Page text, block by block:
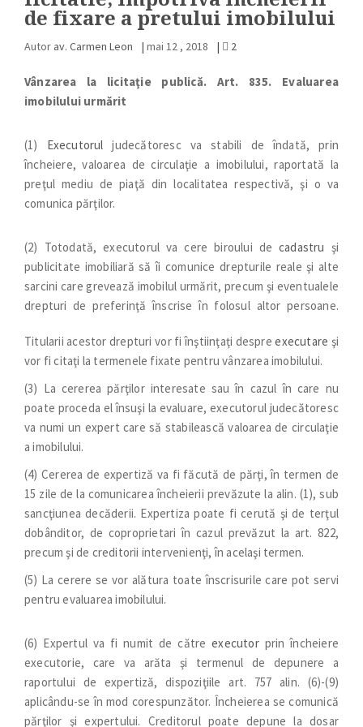
de fixare a pretului imobilului
Autor av. Carmen Leon | mai 12 , 2018 | 2
Vânzarea la licitaţie publică. Art. 835. Evaluarea
imobilului urmărit
(1) Executorul judecătoresc va stabili de îndată, prin
încheiere, valoarea de circulaţie a imobilului, raportată la
preţul mediu de piaţă din localitatea respectivă, şi o va
comunica părţilor.
(2) Totodată, executorul va cere biroului decadastru şi
publicitate imobiliară să îi comunice drepturile reale şi alte
sarcini care grevează imobilul urmărit, precum şi eventualele
drepturi de preferinţă înscrise în folosul altor persoane.
Titularii acestor drepturi vor fi înştiinţaţi despreexecutare şi
vor fi citaţi la termenele fixate pentru vânzarea imobilului.
(3) La cererea părţilor interesate sau în cazul în care nu
poate proceda el însuşi la evaluare, executorul judecătoresc
va numi un expert care să stabilească valoarea de circulaţie
a imobilului.
(4) Cererea de expertiză va fi făcută de părţi, în termen de
15 zile de la comunicarea încheierii prevăzute la alin. (1), sub
sancţiunea decăderii. Expertiza poate fi cerută şi de terţul
dobânditor, de coproprietari în cazul prevăzut la art. 822,
precum şi de creditorii intervenienţi, în acelaşi termen.
(5) La cerere se vor alătura toate înscrisurile care pot servi
pentru evaluarea imobilului.
(6) Expertul va fi numit de cătreexecutorprin încheiere
executorie, care va arăta şi termenul de depunere a
raportului de expertiză, dispoziţiile art. 757 alin. (6)-(9)
aplicându-se în mod corespunzător. Încheierea se comunică
părţilor şi expertului. Creditorul poate depune la dosar